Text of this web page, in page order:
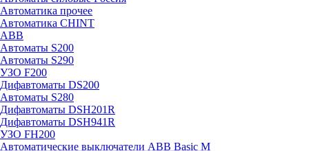
Автоматика прочее
Автоматика CHINT
ABB
Автоматы S200
Автоматы S290
УЗО F200
Дифавтоматы DS200
Автоматы S280
Дифавтоматы DSH201R
Дифавтоматы DSH941R
УЗО FH200
Автоматические выключатели ABB Basic M